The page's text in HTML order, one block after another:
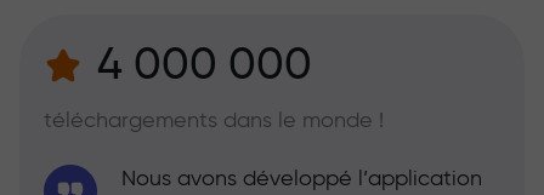
4 000 000
téléchargements dans le monde !
Nous avons développé l’application